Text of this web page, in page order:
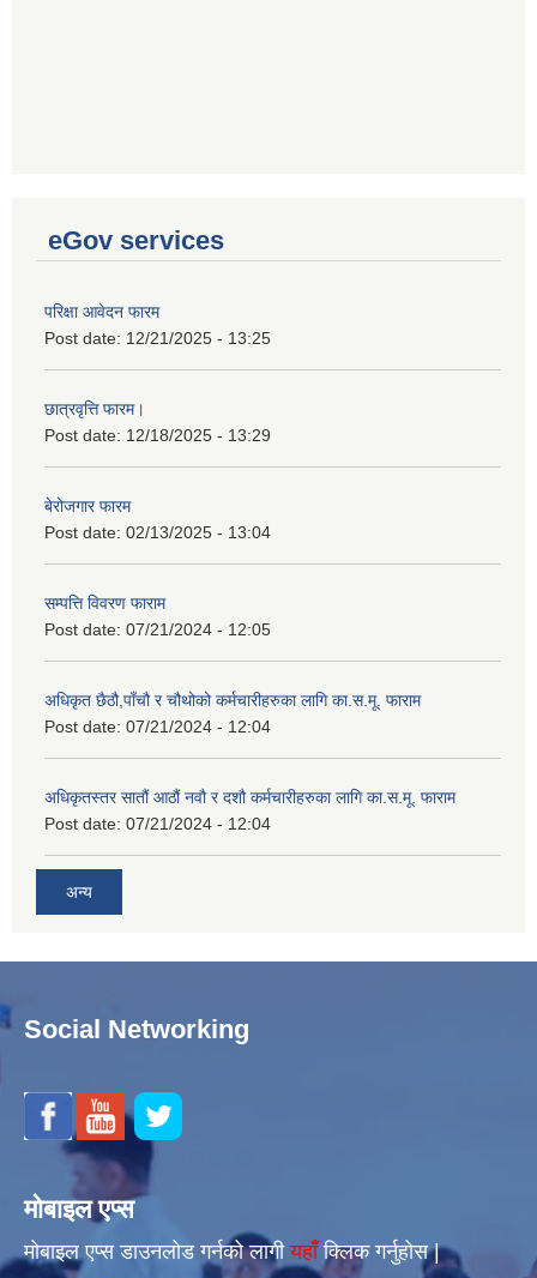
eGov services
परिक्षा आवेदन फारम
Post date: 12/21/2025 - 13:25
छात्रवृत्ति फारम।
Post date: 12/18/2025 - 13:29
बेरोजगार फारम
Post date: 02/13/2025 - 13:04
सम्पत्ति विवरण फाराम
Post date: 07/21/2024 - 12:05
अधिकृत छैठौ,पाँचौ र चौथोको कर्मचारीहरुका लागि का.स.मू. फाराम
Post date: 07/21/2024 - 12:04
अधिकृतस्तर सातौं आठौं नवौ र दशौ कर्मचारीहरुका लागि का.स.मू. फाराम
Post date: 07/21/2024 - 12:04
अन्य
Social Networking
मोबाइल एप्स
मोबाइल एप्स डाउनलोड गर्नको लागीयहाँँक्लिक गर्नुहोस |